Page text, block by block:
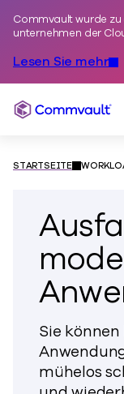
Commvault wurde
unternehmen der
Lesen Sie mehr
Commvault
STARTSEITE
Sie
mühelos